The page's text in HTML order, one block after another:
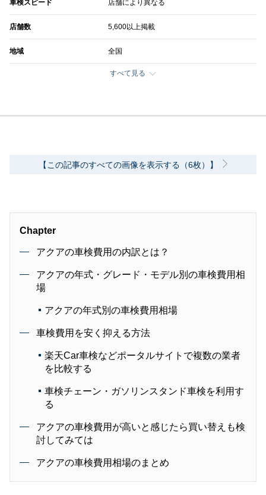
車検スピード 店舗により異なる
店舗数 5,600以上掲載
地域 全国
すべて見る
【この記事のすべての画像を表示する（6枚）】
Chapter
アクアの車検費用の内訳とは？
アクアの年式・グレード・モデル別の車検費用相
場
アクアの年式別の車検費用相場
車検費用を安く抑える方法
楽天Car車検などポータルサイトで複数の業者
を比較する
車検チェーン・ガソリンスタンド車検を利用す
る
アクアの車検費用が高いと感じたら買い替えも検
討してみては
アクアの車検費用相場のまとめ